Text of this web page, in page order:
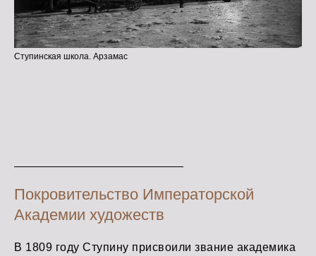
Ступинская школа. Арзамас
Покровительство Императорской
Академии художеств
В 1809 году Ступину присвоили звание академика